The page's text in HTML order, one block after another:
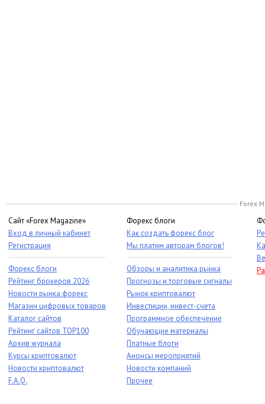
Forex
Сайт «Forex Magazine»
Вход в личный кабинет
Регистрация
Форекс блоги
Рейтинг брокеров 2026
Новости рынка форекс
Магазин цифровых товаров
Каталог сайтов
Рейтинг сайтов TOP100
Архив журнала
Курсы криптовалют
Новости криптовалют
F.A.Q.
Форекс блоги
Как создать форекс блог
Мы платим авторам блогов!
Обзоры и аналитика рынка
Прогнозы и торговые сигналы
Рынок криптовалют
Инвестиции, инвест-счета
Программное обеспечение
Обучающие материалы
Платные блоги
Анонсы мероприятий
Новости компаний
Прочее